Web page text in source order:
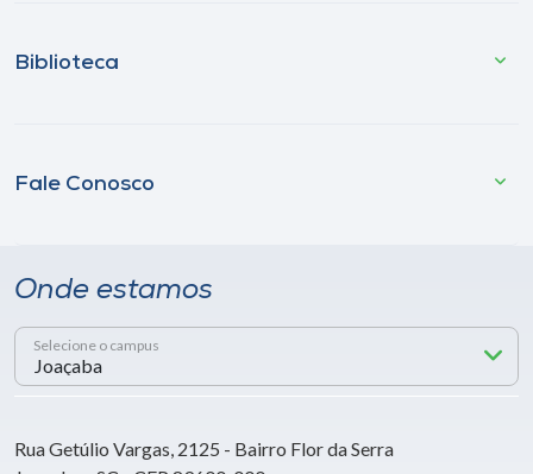
Biblioteca
Fale Conosco
Onde estamos
Selecione o campus
Rua Getúlio Vargas, 2125 - Bairro Flor da Serra